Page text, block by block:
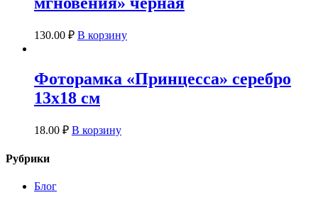
130.00 ₽ В корзину
Фоторамка «Принцесса» серебро
13х18 см
18.00 ₽ В корзину
Рубрики
Блог